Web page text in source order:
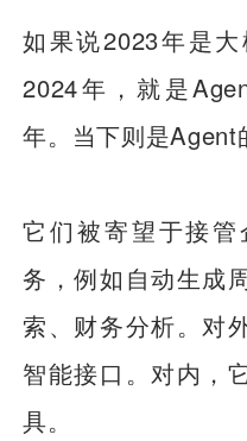
如果说2023年是
2024年，就是
年。当下则是Agent
它们被寄望于接
务，例如自动生成
索、财务分析。对
智能接口。对内，
具。